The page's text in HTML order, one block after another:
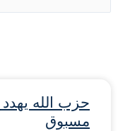
حزب الله يهدد
مسبوق